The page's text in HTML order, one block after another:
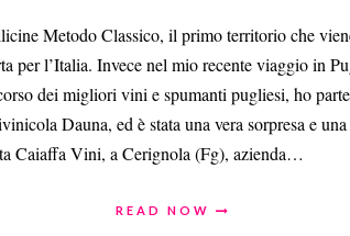
Metodo Classico, il primo territorio che
per l’Italia. Invece nel mio recente viaggio in
dei migliori vini e spumanti pugliesi, ho
Dauna, ed è stata una vera sorpresa e
Caiaffa Vini, a Cerignola (Fg), azienda…
READ NOW